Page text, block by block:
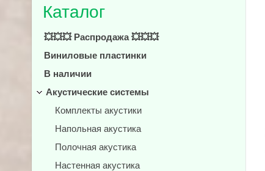
Каталог
💥💥💥 Распродажа 💥💥💥
Виниловые пластинки
В наличии
Акустические системы
Комплекты акустики
Напольная акустика
Полочная акустика
Настенная акустика